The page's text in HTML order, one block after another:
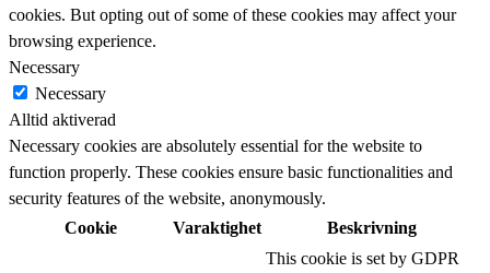
cookies. But opting out of some of these cookies may affect your
browsing experience.
Necessary
Necessary
Alltid aktiverad
Necessary cookies are absolutely essential for the website to
function properly. These cookies ensure basic functionalities and
security features of the website, anonymously.
Cookie
Varaktighet Beskrivning
This cookie is set by GDPR